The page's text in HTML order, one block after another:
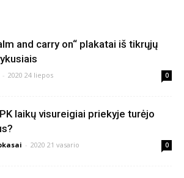
and carry on“ plakatai iš tikrųjų
- 2020 24 liepos 0
laikų visureigiai priekyje turėjo
- 2020 21 vasario 0